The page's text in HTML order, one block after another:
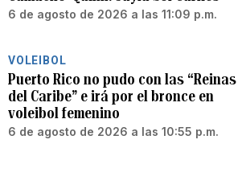
6 de agosto de 2026 a las 11:09 p.m.
VOLEIBOL
Puerto Rico no pudo con las “Reinas
del Caribe” e irá por el bronce en
voleibol femenino
6 de agosto de 2026 a las 10:55 p.m.